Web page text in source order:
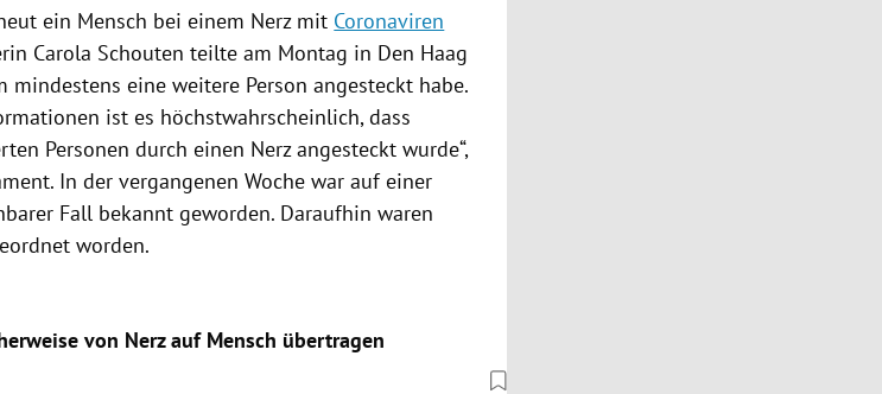
ein Mensch bei einem Nerzmit Coronaviren
Carola Schouten teilte am Montag in Den Haag
mindestens eine weitere Person angesteckt habe.
ist es höchstwahrscheinlich, dass
Personen durch einen Nerzangesteckt wurde“,
In der vergangenen Woche war auf einer
Fall bekannt geworden. Daraufhin waren
worden.
von Nerz auf Mensch übertragen